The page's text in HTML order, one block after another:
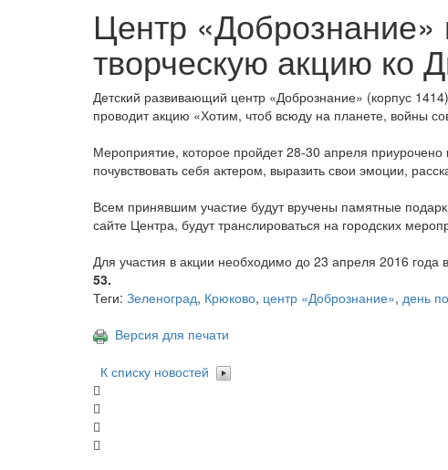
Центр
творческую акцию ко
Детский развивающий центр «Добрознание» (корпус
проводит акцию «Хотим, чтоб всюду на планете, войны
Мероприятие, которое пройдет 28-30 апреля
почувствовать себя актером, выразить свои эмоции,
Всем принявшим участие будут вручены памятные
сайте Центра, будут транслироваться на городских
Для участия в акции необходимо до 23 апреля 2016 года
53.
Теги: Зеленоград, Крюково, центр «Добрознание», день
Версия для печати
К списку новостей